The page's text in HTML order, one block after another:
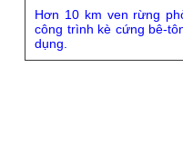
Hơn 10 km ven rừng
công trình kè cứng bê-
dụng.